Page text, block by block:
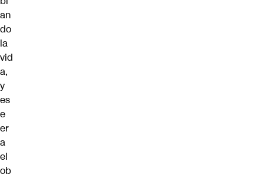
an
do
la
vid
a,
y
es
e
er
a
el
ob